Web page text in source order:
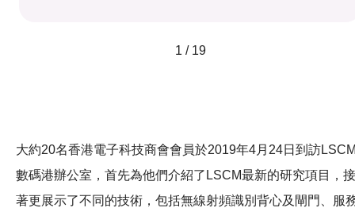
1 / 19
大約20名香港電子科技商會會員於2019年4月24日到訪
數碼港辦公室，首先為他們介紹了LSCM最新的研究項目，接
著更展示了不同的技術，包括無線射頻識別背心及閘門、服